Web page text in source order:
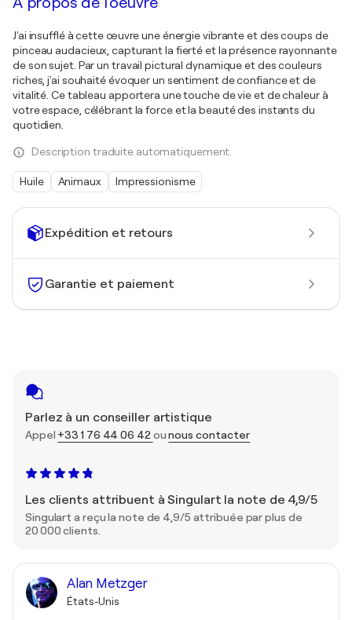
Expédition et retours
Garantie et paiement
Parlez à un conseiller artistique
Appel +33 1 76 44 06 42 ounous contacter
Les clients attribuent à Singulart la note de 4,9/5
Singulart a reçu la note de 4,9/5 attribuée par plus de
20 000 clients.
Alan Metzger
États-Unis
J'ai insufflé à cette œuvre une énergie vibrante et des coups de
pinceau audacieux, capturant la fierté et la présence rayonnante
de son sujet. Par un travail pictural dynamique et des couleurs
riches, j'ai souhaité évoquer un sentiment de confiance et de
vitalité. Ce tableau apportera une touche de vie et de chaleur à
votre espace, célébrant la force et la beauté des instants du
quotidien.
Description traduite automatiquement.
Huile Animaux Impressionisme